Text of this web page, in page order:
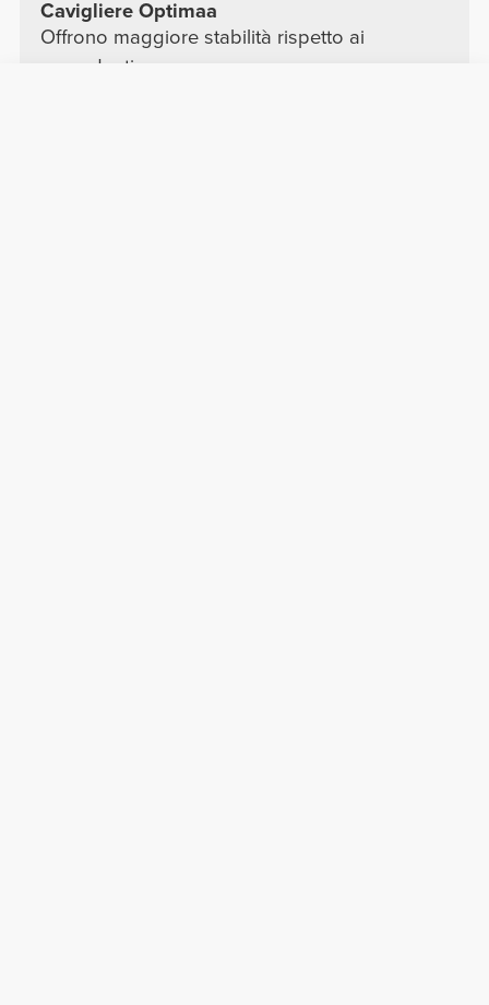
Cavigliere Optimaa
Offrono maggiore stabilità rispetto ai
precedenti.